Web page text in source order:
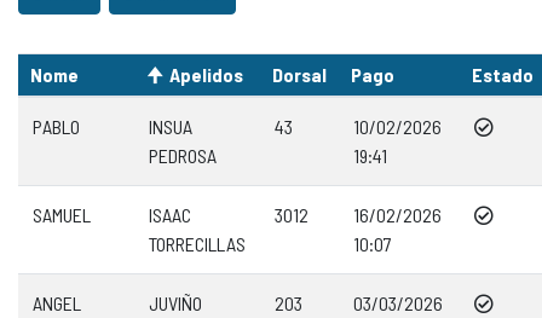
Nome Apelidos Dorsal Pago Estado
PABLO
INSUA
PEDROSA
43
10/02/2026
19:41
SAMUEL
ISAAC
TORRECILLAS
3012
16/02/2026
10:07
ANGEL JUVIÑO 203
03/03/2026